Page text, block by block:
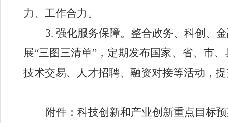
力、工作合力。
3. 强化服务保障。 整合政务、科创、
展“三图三清单” ，定期发布国家、省、市
技术交易、人才招聘、融资对接等活动，
附件：科技创新和产业创新重点目标